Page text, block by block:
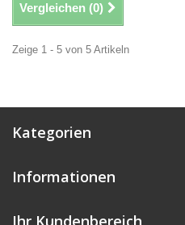
Vergleichen (0)
Zeige 1 - 5 von 5 Artikeln
Kategorien
Informationen
Ihr Kundenbereich